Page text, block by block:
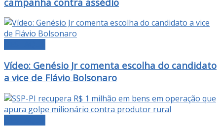
Vídeo: Genésio Jr comenta escolha do candidato
a vice de Flávio Bolsonaro